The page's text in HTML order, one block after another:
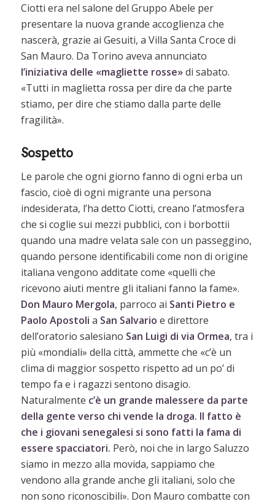
Ciotti era nel salone del Gruppo Abele per
presentare la nuova grande accoglienza che
nascerà, grazie ai Gesuiti, a Villa Santa Croce di
San Mauro. Da Torino aveva annunciato
l’iniziativa delle «magliette rosse»di sabato.
«Tutti in maglietta rossa per dire da che parte
stiamo, per dire che stiamo dalla parte delle
fragilità».
Sospetto
Le parole che ogni giorno fanno di ogni erba un
fascio, cioè di ogni migrante una persona
indesiderata, l’ha detto Ciotti, creano l’atmosfera
che si coglie sui mezzi pubblici, con i borbottii
quando una madre velata sale con un passeggino,
quando persone identificabili come non di origine
italiana vengono additate come «quelli che
ricevono aiuti mentre gli italiani fanno la fame».
Don Mauro Mergola, parroco ai Santi Pietro e
Paolo Apostoli a San Salvario e direttore
dell’oratorio salesiano San Luigi di via Ormea, tra i
più «mondiali» della città, ammette che «c’è un
clima di maggior sospetto rispetto ad un po’ di
tempo fa e i ragazzi sentono disagio.
Naturalmente c’è un grande malessere da parte
della gente verso chi vende la droga. Il fatto è
che i giovani senegalesi si sono fatti la fama di
essere spacciatori. Però, noi che in largo Saluzzo
siamo in mezzo alla movida, sappiamo che
vendono alla grande anche gli italiani, solo che
non sono riconoscibili». Don Mauro combatte con